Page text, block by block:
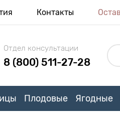
Контакты
Отдел консультации
8 (800) 511-27-28
Плодовые Ягодные